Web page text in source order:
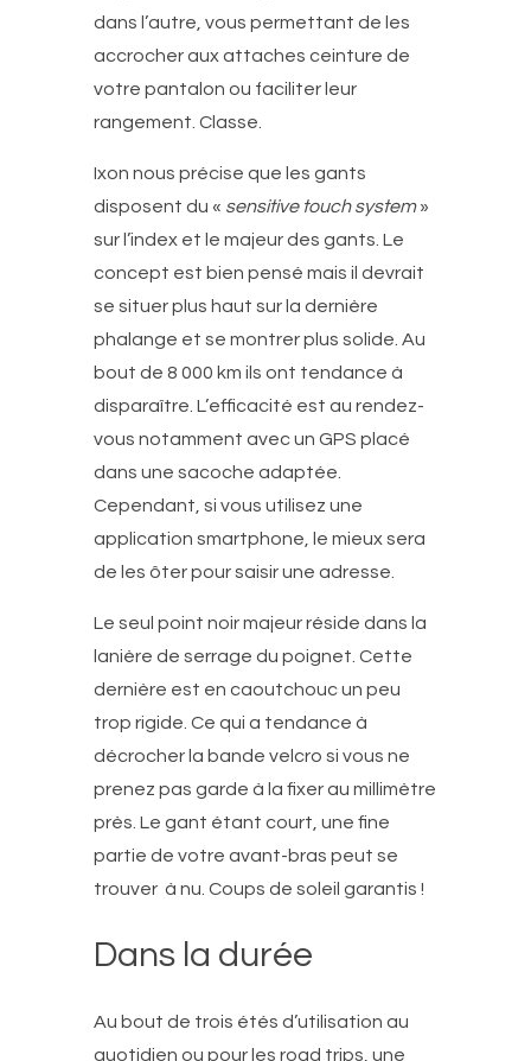
dans l’autre, vous permettant de les
accrocher aux attaches ceinture de
votre pantalon ou faciliter leur
rangement. Classe.
Ixon nous précise que les gants
disposent du « sensitive touch system»
sur l’index et le majeur des gants. Le
concept est bien pensé mais il devrait
se situer plus haut sur la dernière
phalange et se montrer plus solide. Au
bout de 8 000 km ils ont tendance à
disparaître. L’efficacité est au rendez-
vous notamment avec un GPS placé
dans une sacoche adaptée.
Cependant, si vous utilisez une
application smartphone, le mieux sera
de les ôter pour saisir une adresse.
Le seul point noir majeur réside dans la
lanière de serrage du poignet. Cette
dernière est en caoutchouc un peu
trop rigide. Ce qui a tendance à
décrocher la bande velcro si vous ne
prenez pas garde à la fixer au millimètre
près. Le gant étant court, une fine
partie de votre avant-bras peut se
trouver à nu. Coups de soleil garantis !
Dans la durée
Au bout de trois étés d’utilisation au
quotidien ou pour les road trips, une